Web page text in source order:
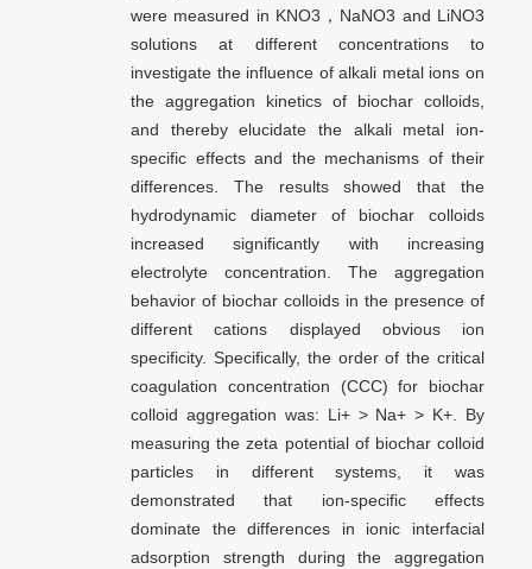
were measured in KNO3，NaNO3 and LiNO3
solutions at different concentrations to
investigate the influence of alkali metal ions on
the aggregation kinetics of biochar colloids,
and thereby elucidate the alkali metal ion-
specific effects and the mechanisms of their
differences. The results showed that the
hydrodynamic diameter of biochar colloids
increased significantly with increasing
electrolyte concentration. The aggregation
behavior of biochar colloids in the presence of
different cations displayed obvious ion
specificity. Specifically, the order of the critical
coagulation concentration (CCC) for biochar
colloid aggregation was: Li+ > Na+ > K+. By
measuring the zeta potential of biochar colloid
particles in different systems, it was
demonstrated that ion-specific effects
dominate the differences in ionic interfacial
adsorption strength during the aggregation